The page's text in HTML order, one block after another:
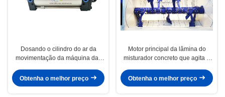
Dosando o cilindro do ar da
movimentação da máquina das
por lotes concretas
Obtenha o melhor preço
Motor principal da lâmina do
misturador concreto que agita a
tratamento por lotes concretas
Obtenha o melhor preço